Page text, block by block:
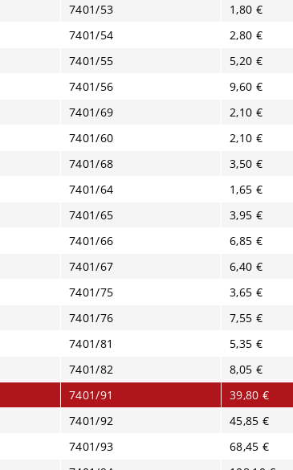
7401/53
1,80 €
7401/54
2,80 €
7401/55
5,20 €
7401/56
9,60 €
7401/69
2,10 €
7401/60
2,10 €
7401/68
3,50 €
7401/64
1,65 €
7401/65
3,95 €
7401/66
6,85 €
7401/67
6,40 €
7401/75
3,65 €
7401/76
7,55 €
7401/81
5,35 €
7401/82
8,05 €
7401/91
39,80 €
7401/92
45,85 €
7401/93
68,45 €